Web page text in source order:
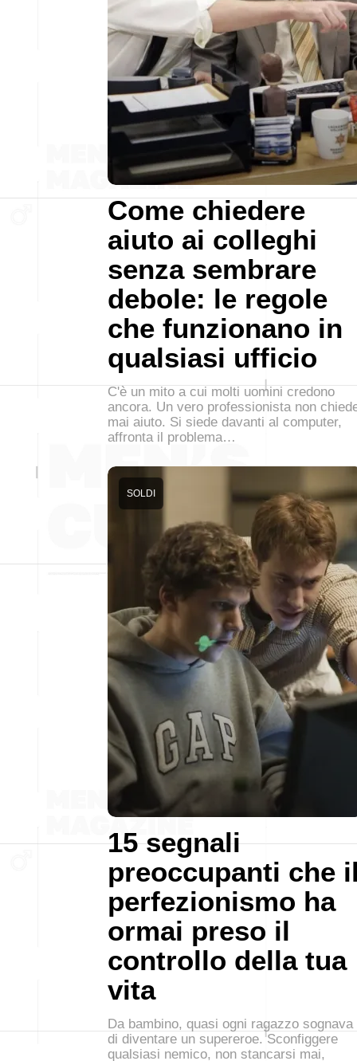
Come chiedere
aiuto ai colleghi
senza sembrare
debole: le regole
che funzionano in
qualsiasi ufficio
C'è un mito a cui molti uomini credono
ancora. Un vero professionista non
mai aiuto. Si siede davanti al computer,
affronta il problema…
15 segnali
preoccupanti che
perfezionismo ha
ormai preso il
controllo della tua
vita
SOLDI
Da bambino, quasi ogni ragazzo sognava
di diventare un supereroe. Sconfiggere
qualsiasi nemico, non stancarsi mai,